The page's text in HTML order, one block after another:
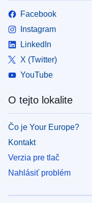
Facebook
Instagram
LinkedIn
X (Twitter)
YouTube
O tejto lokalite
Čo je Your Europe?
Kontakt
Verzia pre tlač
Nahlásiť problém